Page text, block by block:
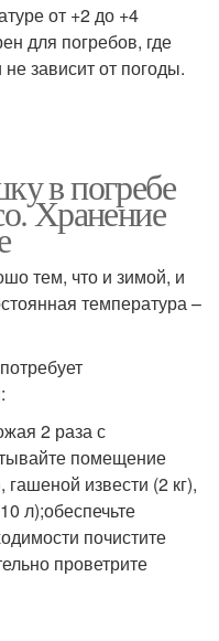
от +2 до +4
для погребов, где
зависит от погоды.
в погребе
Хранение
тем, что и зимой, и
температура –
2 раза с
помещение
извести (2 кг),
л);обеспечьте
почистите
проветрите